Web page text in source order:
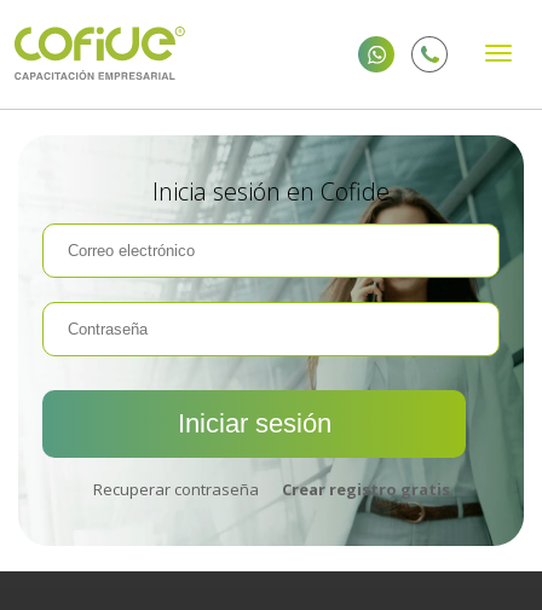
Inicia sesión en Cofide
Recuperar contraseña Crear registro gratis